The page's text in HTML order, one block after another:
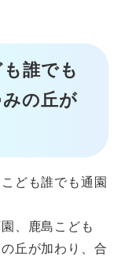
誰でも
の丘が
ども誰でも通園
、鹿島こども
丘が加わり、合